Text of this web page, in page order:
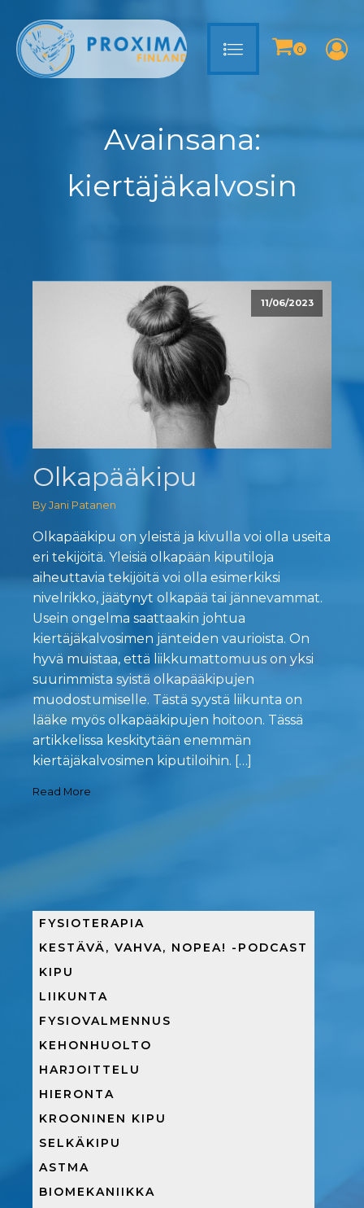
Avainsana:
kiertäjäkalvosin
11/06/2023
Olkapääkipu
By Jani Patanen
Olkapääkipu on yleistä ja kivulla voi olla useita
eri tekijöitä. Yleisiä olkapään kiputiloja
aiheuttavia tekijöitä voi olla esimerkiksi
nivelrikko, jäätynyt olkapää tai jännevammat.
Usein ongelma saattaakin johtua
kiertäjäkalvosimen jänteiden vaurioista. On
hyvä muistaa, että liikkumattomuus on yksi
suurimmista syistä olkapääkipujen
muodostumiselle. Tästä syystä liikunta on
lääke myös olkapääkipujen hoitoon. Tässä
artikkelissa keskitytään enemmän
kiertäjäkalvosimen kiputiloihin. […]
Read More
FYSIOTERAPIA
KESTÄVÄ, VAHVA, NOPEA! -PODCAST
KIPU
LIIKUNTA
FYSIOVALMENNUS
KEHONHUOLTO
HARJOITTELU
HIERONTA
KROONINEN KIPU
SELKÄKIPU
ASTMA
BIOMEKANIIKKA